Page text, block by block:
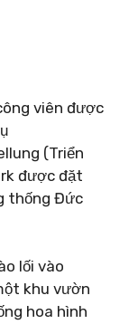
viên được
(Triển
được đặt
thống Đức
lối vào
khu vườn
hoa hình